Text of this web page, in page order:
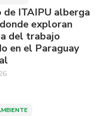
de ITAIPU alberga
exploran
del trabajo
en el Paraguay